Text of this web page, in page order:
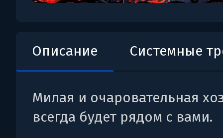
Описание Системные
Милая и очаровательная
всегда будет рядом с вами.